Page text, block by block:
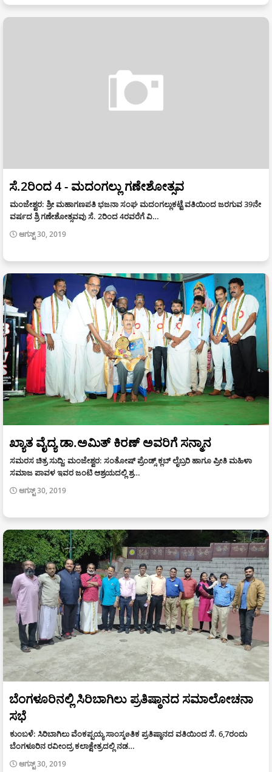
ಸೆ.2ರಿಂದ 4 - ಮದಂಗಲ್ಲು ಗಣೇಶೋತ್ಸವ
ಮಂಜೇಶ್ವರ: ಶ್ರೀ ಮಹಾಗಣಪತಿ ಭಜನಾ ಸಂಘ ಮದಂಗಲ್ಲುಕಟ್ಟೆ ವತಿಯಿಂದ ಜರಗುವ 39ನೇ
ವರ್ಷದ ಶ್ರಿ ಗಣೇಶೋತ್ಸವವು ಸೆ. 2ರಿಂದ 4ರವರೆಗೆ ವಿ…
ಆಗಸ್ಟ್ 30, 2019
ಖ್ಯಾತ ವೈದ್ಯ ಡಾ.ಅಮಿತ್ ಕಿರಣ್ ಅವರಿಗೆ ಸನ್ಮಾನ
ಸಮರಸ ಚಿತ್ರ ಸುದ್ದಿ: ಮಂಜೇಶ್ವರ: ಸಂತೋಷ್ ಪ್ರೆಂಡ್ಸ್ ಕ್ಲಬ್ ಲೈಬ್ರರಿ ಹಾಗೂ ಪ್ರೀತಿ ಮಹಿಳಾ
ಸಮಾಜ ಪಾವಳ ಇವರ ಜಂಟಿ ಆಶ್ರಯದಲ್ಲಿ ಶ್ರ…
ಆಗಸ್ಟ್ 30, 2019
ಬೆಂಗಳೂರಿನಲ್ಲಿ ಸಿರಿಬಾಗಿಲು ಪ್ರತಿಷ್ಠಾನದ ಸಮಾಲೋಚನಾ
ಸಭೆ
ಕುಂಬಳೆ: ಸಿರಿಬಾಗಿಲು ವೆಂಕಪ್ಪಯ್ಯ ಸಾಂಸ್ಕøತಿಕ ಪ್ರತಿಷ್ಠಾನದ ವತಿಯಿಂದ ಸೆ. 6,7ರಂದು
ಬೆಂಗಳೂರಿನ ರವೀಂದ್ರ ಕಲಾಕ್ಷೇತ್ರದಲ್ಲಿ ನಡ…
ಆಗಸ್ಟ್ 30, 2019